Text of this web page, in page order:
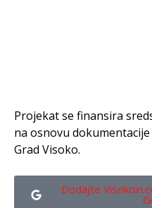
Projekat se finansira
na osnovu
Grad Visoko.
Dodajte